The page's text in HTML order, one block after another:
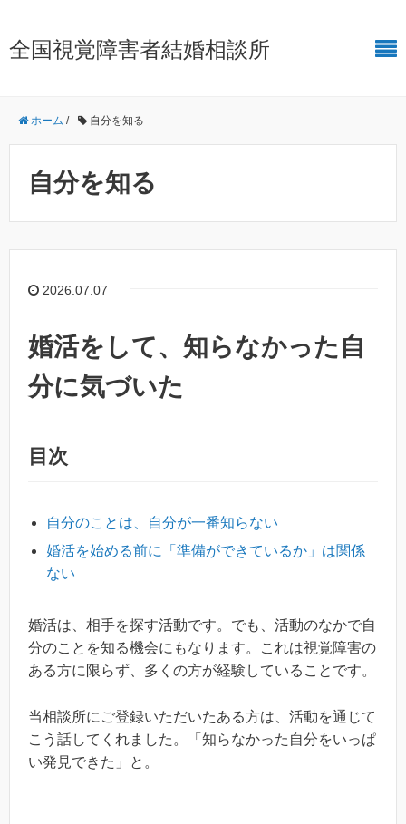
全国視覚障害者結婚相談所
ホーム / 自分を知る
自分を知る
2026.07.07
婚活をして、知らなかった自
分に気づいた
目次
自分のことは、自分が一番知らない
婚活を始める前に「準備ができているか」は関係
ない
婚活は、相手を探す活動です。でも、活動のなかで自
分のことを知る機会にもなります。これは視覚障害の
ある方に限らず、多くの方が経験していることです。
当相談所にご登録いただいたある方は、活動を通じて
こう話してくれました。「知らなかった自分をいっぱ
い発見できた」と。